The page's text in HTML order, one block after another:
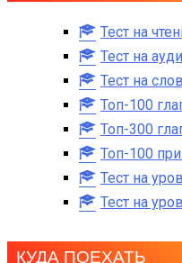
Тест на
Тест на
Тест на
Топ-100
Топ-300
Топ-100
Тест на
Тест на
КУДА ПОЕХАТЬ